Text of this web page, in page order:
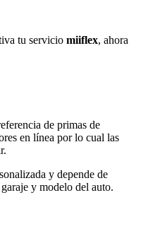
tu servicio miiflex, ahora
de primas de
en línea por lo cual las
y depende de
y modelo del auto.